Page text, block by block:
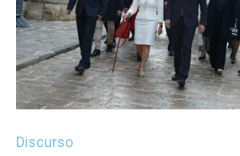
Discurso